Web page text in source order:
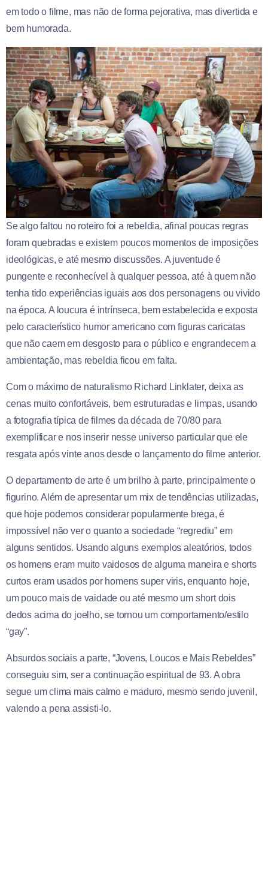
em todo o filme, mas não de forma pejorativa, mas divertida e
bem humorada.
Se algo faltou no roteiro foi a rebeldia, afinal poucas regras
foram quebradas e existem poucos momentos de imposições
ideológicas, e até mesmo discussões. A juventude é
pungente e reconhecível à qualquer pessoa, até à quem não
tenha tido experiências iguais aos dos personagens ou vivido
na época. A loucura é intrínseca, bem estabelecida e exposta
pelo característico humor americano com figuras caricatas
que não caem em desgosto para o público e engrandecem a
ambientação, mas rebeldia ficou em falta.
Com o máximo de naturalismo Richard Linklater, deixa as
cenas muito confortáveis, bem estruturadas e limpas, usando
a fotografia típica de filmes da década de 70/80 para
exemplificar e nos inserir nesse universo particular que ele
resgata após vinte anos desde o lançamento do filme anterior.
O departamento de arte é um brilho à parte, principalmente o
figurino. Além de apresentar um mix de tendências utilizadas,
que hoje podemos considerar popularmente brega, é
impossível não ver o quanto a sociedade “regrediu” em
alguns sentidos. Usando alguns exemplos aleatórios, todos
os homens eram muito vaidosos de alguma maneira e shorts
curtos eram usados por homens super viris, enquanto hoje,
um pouco mais de vaidade ou até mesmo um short dois
dedos acima do joelho, se tornou um comportamento/estilo
“gay”.
Absurdos sociais a parte, “Jovens, Loucos e Mais Rebeldes”
conseguiu sim, ser a continuação espiritual de 93. A obra
segue um clima mais calmo e maduro, mesmo sendo juvenil,
valendo a pena assisti-lo.